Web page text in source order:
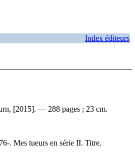
Index éditeurs
[2015]. — 288 pages ; 23 cm.
. Mes tueurs en série II. Titre.